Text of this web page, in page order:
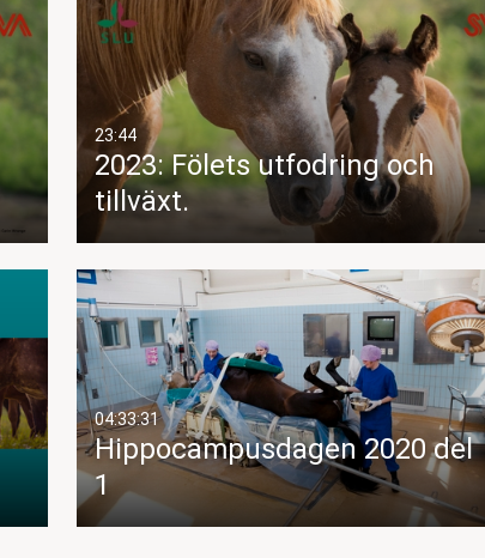
23:44
2023: Fölets utfodring och
tillväxt.
04:33:31
Hippocampusdagen 2020 del
1